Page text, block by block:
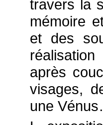
travers la
mémoire
et des
après
visages,
une